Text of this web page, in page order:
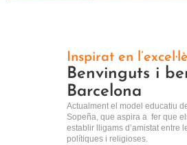
Inspirat en
Benvinguts i
Barcelona
Actualment el model educatiu
Sopeña, que aspira a fer que
establir lligams d’amistat entre
polítiques i religioses.